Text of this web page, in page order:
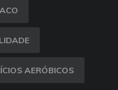
AERÓBICOS